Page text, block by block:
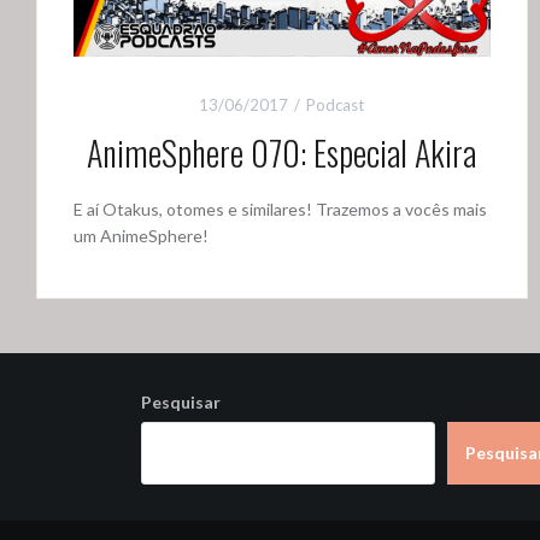
13/06/2017 Podcast
AnimeSphere 070: Especial Akira
E aí Otakus, otomes e similares! Trazemos a vocês mais
um AnimeSphere!
Pesquisar